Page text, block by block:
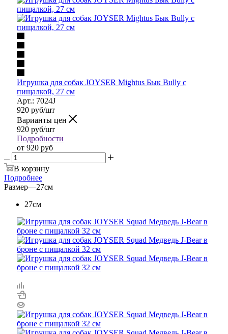
Игрушка для собак JOYSER Mightus Бык Bully с
пищалкой, 27 см
Арт.: 7024J
920 руб/шт
Варианты цен
920 руб/шт
Подробности
от 920 руб
В корзину
Подробнее
Размер—27см
27см